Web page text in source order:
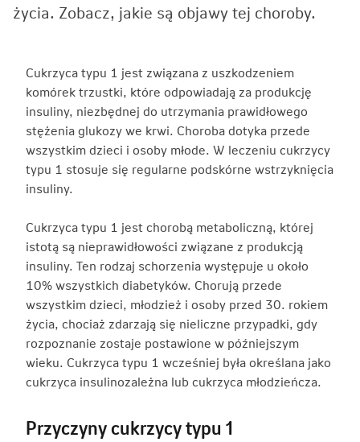
życia. Zobacz, jakie są objawy tej choroby.
Cukrzyca typu 1 jest związana z uszkodzeniem
komórek trzustki, które odpowiadają za produkcję
insuliny, niezbędnej do utrzymania prawidłowego
stężenia glukozy we krwi. Choroba dotyka przede
wszystkim dzieci i osoby młode. W leczeniu cukrzycy
typu 1 stosuje się regularne podskórne wstrzyknięcia
insuliny.
Cukrzyca typu 1 jest chorobą metaboliczną, której
istotą są nieprawidłowości związane z produkcją
insuliny. Ten rodzaj schorzenia występuje u około
10% wszystkich diabetyków. Chorują przede
wszystkim dzieci, młodzież i osoby przed 30. rokiem
życia, chociaż zdarzają się nieliczne przypadki, gdy
rozpoznanie zostaje postawione w późniejszym
wieku. Cukrzyca typu 1 wcześniej była określana jako
cukrzyca insulinozależna lub cukrzyca młodzieńcza.
Przyczyny cukrzycy typu 1